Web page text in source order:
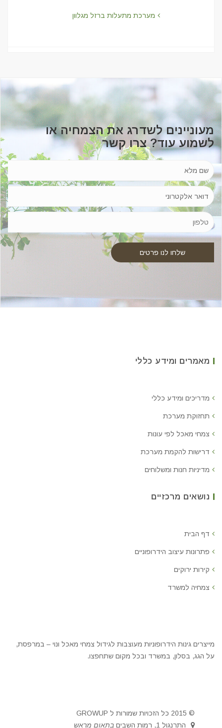
מערכת מתעלות ברזל מגלוון
מעוניינים לשדרג את הצמחיה או
לשמוע עוד? צרו קשר
מאמרים ומידע כללי
מדריכים ומידע כללי
תחזוקת מערכת
צמחי מאכל לפי עונות
דרישות להקמת מערכת
מדיניות חנות ומשלוחים
נושאים מרכזיים
דף הבית
פתרונות עיצוב הידרופוניים
קירות ירוקים
צמחיה למשרד
מייצרים גינות הידרופוניות מעוצבות לגידול צמחי מאכל ונוי – במרפסת,
על הגג, בסלון, במשרד ובכל מקום שתחפצו.
© 2015 כל הזכויות שמורות ל GROWUP
התרנגול 1, רמות השבים
בתאום מראש